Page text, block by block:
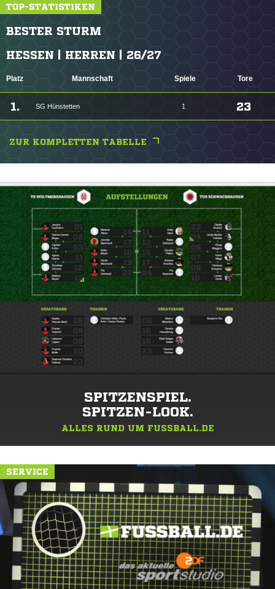
TOP-STATISTIKEN
BESTER STURM
HESSEN | HERREN | 26/27
Platz Mannschaft Spiele Tore
1. SG Hünstetten 1 23
ZUR KOMPLETTEN TABELLE
SPITZENSPIEL.
SPITZEN-LOOK.
ALLES RUND UM FUSSBALL.DE
SERVICE